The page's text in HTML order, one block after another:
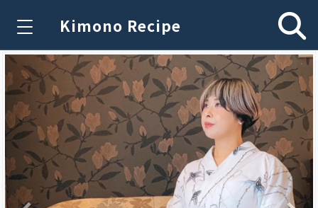
Kimono Recipe
Previous